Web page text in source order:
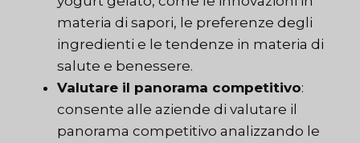
materia di sapori, le preferenze degli
ingredienti e le tendenze in materia di
salute e benessere.
Valutare il panorama competitivo:
consente alle aziende di valutare il
panorama competitivo analizzando le